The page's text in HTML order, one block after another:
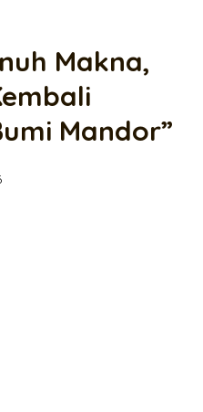
Makna,
Mandor”